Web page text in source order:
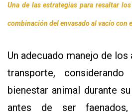
Una de las estrategias para resaltar
combinación del envasado al vacío con
Un adecuado manejo de
transporte,
bienestar animal durante
antes de ser faenados,